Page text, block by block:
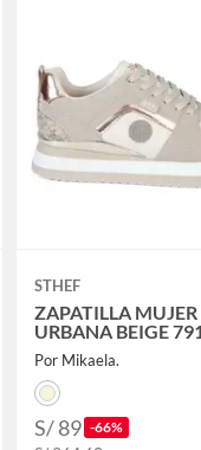
STHEF
ZAPATILLA MUJER
URBANA BEIGE
Por Mikaela.
S/ 89 -66%